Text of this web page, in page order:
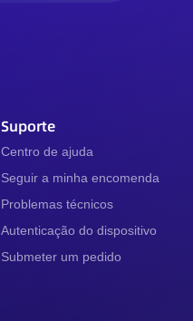
Suporte
Centro de ajuda
Seguir a minha encomenda
Problemas técnicos
Autenticação do dispositivo
Submeter um pedido